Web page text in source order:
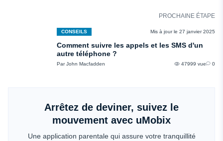
PROCHAINE ÉTAPE
CONSEILS Mis à jour le 27 janvier 2025
Comment suivre les appels et les SMS d'un
autre téléphone ?
Par John Macfadden 47999 vue 0
Arrêtez de deviner, suivez le
mouvement avec uMobix
Une application parentale qui assure votre tranquillité